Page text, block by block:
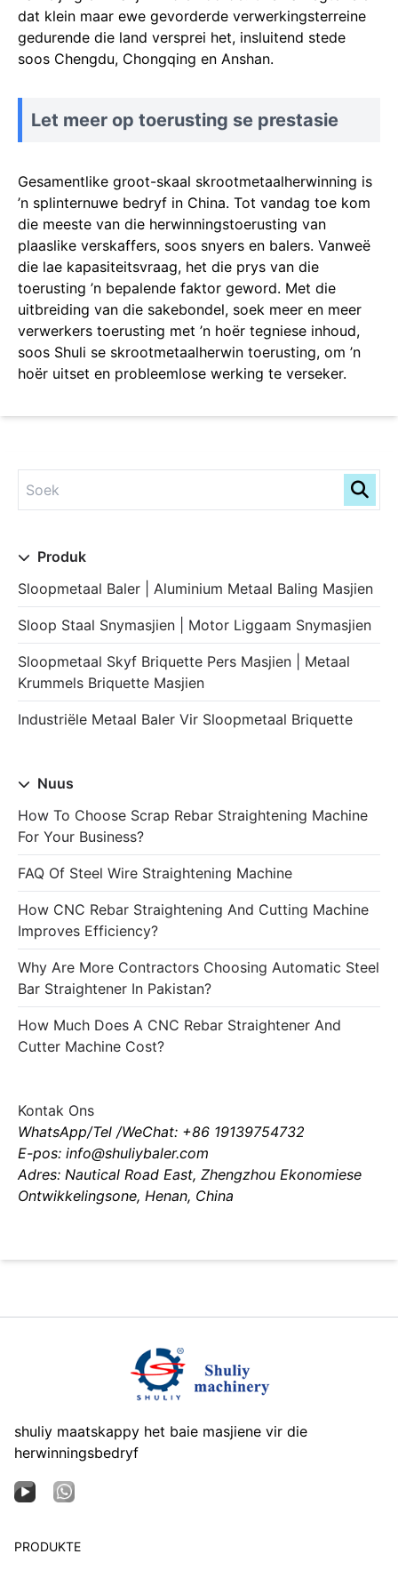
Produk
Sloopmetaal Baler | Aluminium Metaal Baling Masjien
Sloop Staal Snymasjien | Motor Liggaam Snymasjien
Sloopmetaal Skyf Briquette Pers Masjien | Metaal
Krummels Briquette Masjien
Industriële Metaal Baler Vir Sloopmetaal Briquette
Nuus
How To Choose Scrap Rebar Straightening Machine
For Your Business?
FAQ Of Steel Wire Straightening Machine
How CNC Rebar Straightening And Cutting Machine
Improves Efficiency?
Why Are More Contractors Choosing Automatic Steel
Bar Straightener In Pakistan?
How Much Does A CNC Rebar Straightener And
Cutter Machine Cost?
Kontak Ons
WhatsApp/Tel /WeChat: +86 19139754732
E-pos: info@shuliybaler.com
Adres: Nautical Road East, Zhengzhou Ekonomiese
Ontwikkelingsone, Henan, China
dat klein maar ewe gevorderde verwerkingsterreine
gedurende die land versprei het, insluitend stede
soos Chengdu, Chongqing en Anshan.
Let meer op toerusting se prestasie
Gesamentlike groot-skaal skrootmetaalherwinning is
’n splinternuwe bedryf in China. Tot vandag toe kom
die meeste van die herwinningstoerusting van
plaaslike verskaffers, soos snyers en balers. Vanweë
die lae kapasiteitsvraag, het die prys van die
toerusting ’n bepalende faktor geword. Met die
uitbreiding van die sakebondel, soek meer en meer
verwerkers toerusting met ’n hoër tegniese inhoud,
soos Shuli se skrootmetaalherwin toerusting, om ’n
hoër uitset en probleemlose werking te verseker.
shuliy maatskappy het baie masjiene vir die
herwinningsbedryf
PRODUKTE